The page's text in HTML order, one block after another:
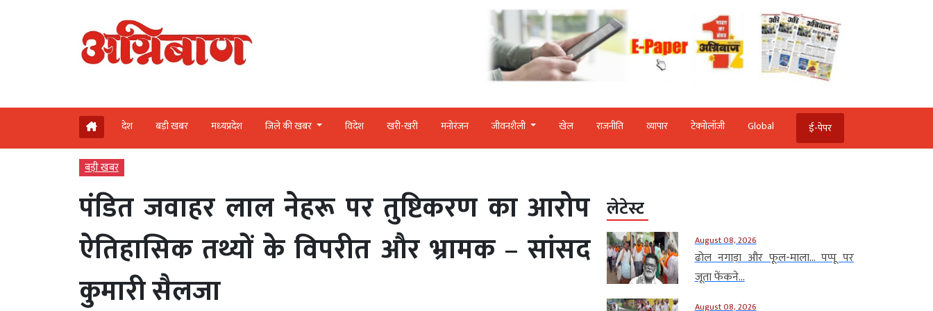
देश बड़ी खबर मध्‍यप्रदेश जिले की खबर विदेश खरी-खरी मनोरंजन जीवनशैली खेल राजनीति व्‍यापार टेक्‍नोलॉजी Global ई-पेपर
बड़ी खबर
पंडित जवाहर लाल नेहरू पर तुष्टिकरण का आरोप
ऐतिहासिक तथ्यों के विपरीत और भ्रामक – सांसद
कुमारी सैलजा
लेटेस्ट
August 08, 2026
ढोल नगाड़ा और फूल-माला… पप्पू पर
जूता फेंकने...
August 08, 2026